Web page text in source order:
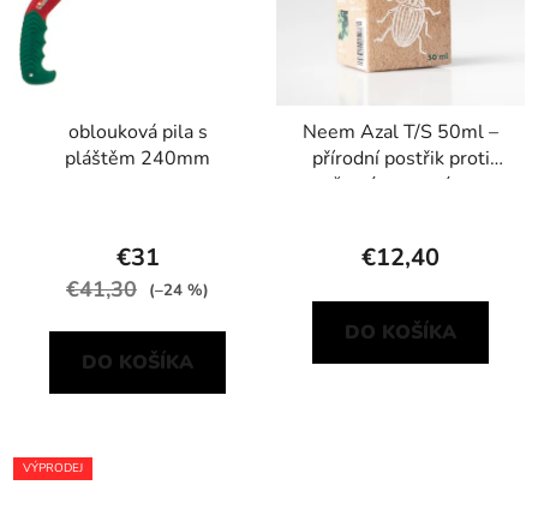
oblouková pila s
pláštěm 240mm
€31
€41,30 (–24 %)
DO KOŠÍKA
Neem Azal T/S 50ml –
přírodní postřik proti
žravým a savým
€12,40
DO KOŠÍKA
VÝPRODEJ